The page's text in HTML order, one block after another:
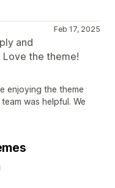
Feb 17, 2025
and
the theme!
enjoying the theme
was helpful. We